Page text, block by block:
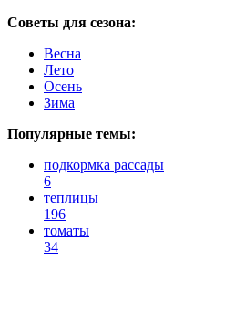
Советы для сезона:
Весна
Лето
Осень
Зима
Популярные темы:
подкормка рассады
6
теплицы
196
томаты
34